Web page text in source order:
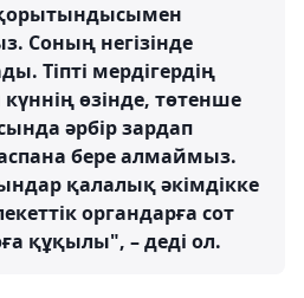
Соның негізінде
Тіпті мердігердің
күннің өзінде, төтенше
әрбір зардап
бере алмаймыз.
қалалық әкімдікке
органдарға сот
құқылы", – деді ол.